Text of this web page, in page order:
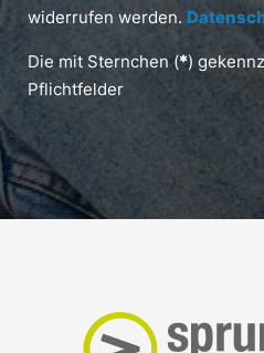
widerrufen werden.
Die mit Sternchen (*)
Pflichtfelder